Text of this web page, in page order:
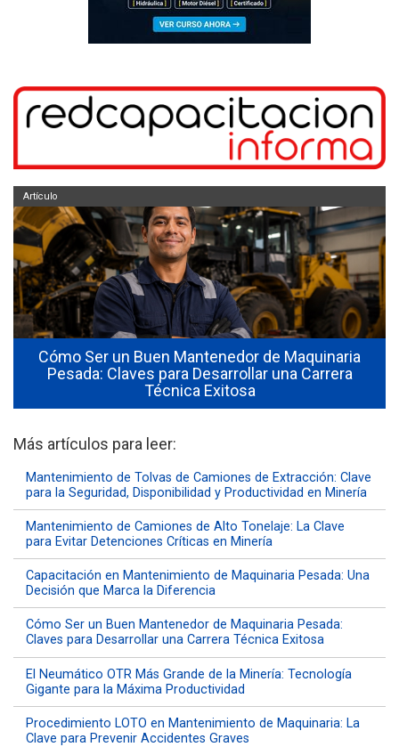
Cómo Ser un Buen Mantenedor de Maquinaria
Pesada: Claves para Desarrollar una Carrera
Técnica Exitosa
Artículo
Más artículos para leer:
Mantenimiento de Tolvas de Camiones de Extracción: Clave
para la Seguridad, Disponibilidad y Productividad en Minería
Mantenimiento de Camiones de Alto Tonelaje: La Clave
para Evitar Detenciones Críticas en Minería
Capacitación en Mantenimiento de Maquinaria Pesada: Una
Decisión que Marca la Diferencia
Cómo Ser un Buen Mantenedor de Maquinaria Pesada:
Claves para Desarrollar una Carrera Técnica Exitosa
El Neumático OTR Más Grande de la Minería: Tecnología
Gigante para la Máxima Productividad
Procedimiento LOTO en Mantenimiento de Maquinaria: La
Clave para Prevenir Accidentes Graves